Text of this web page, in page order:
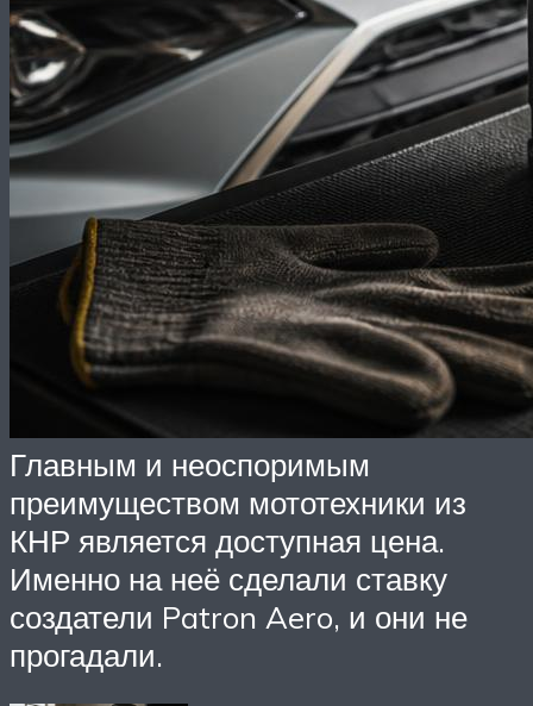
Главным и неоспоримым
преимуществом мототехники из
КНР является доступная цена.
Именно на неё сделали ставку
создатели Patron Aero, и они не
прогадали.